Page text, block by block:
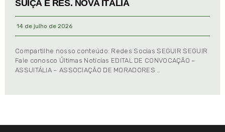
SUIÇA E RES. NOVA ITÁLIA
14 de julho de 2026
Compartilhe nosso conteúdo: Redes Socias SEGUIR SEGUIR
Fale conosco Últimas Notícias EDITAL DE CONVOCAÇÃO –
ASSUITÁLIA – ASSOCIAÇÃO DE MORADORES …